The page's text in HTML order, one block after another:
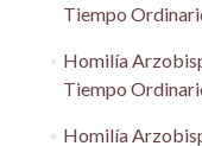
Tiempo
Homilía
Tiempo
Homilía